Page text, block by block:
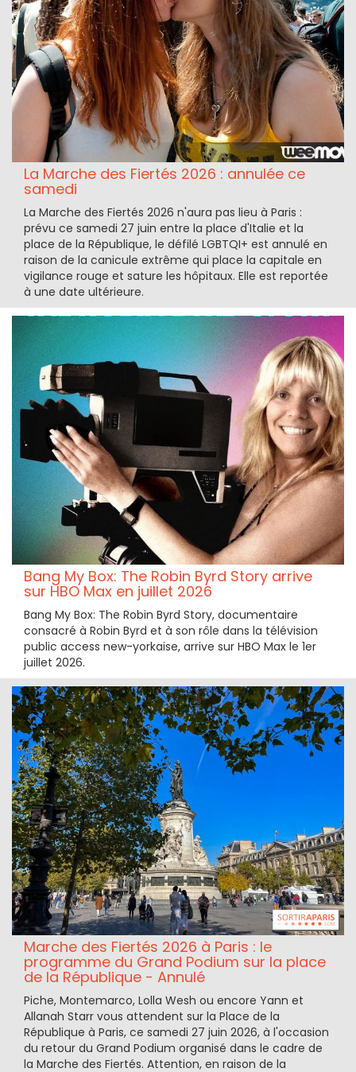
La Marche des Fiertés 2026 : annulée ce
samedi
La Marche des Fiertés 2026 n'aura pas lieu à Paris :
prévu ce samedi 27 juin entre la place d'Italie et la
place de la République, le défilé LGBTQI+ est annulé en
raison de la canicule extrême qui place la capitale en
vigilance rouge et sature les hôpitaux. Elle est reportée
à une date ultérieure.
Bang My Box: The Robin Byrd Story arrive
sur HBO Max en juillet 2026
Bang My Box: The Robin Byrd Story, documentaire
consacré à Robin Byrd et à son rôle dans la télévision
public access new-yorkaise, arrive sur HBO Max le 1er
juillet 2026.
Marche des Fiertés 2026 à Paris : le
programme du Grand Podium sur la place
de la République - Annulé
Piche, Montemarco, Lolla Wesh ou encore Yann et
Allanah Starr vous attendent sur la Place de la
République à Paris, ce samedi 27 juin 2026, à l'occasion
du retour du Grand Podium organisé dans le cadre de
la Marche des Fiertés. Attention, en raison de la